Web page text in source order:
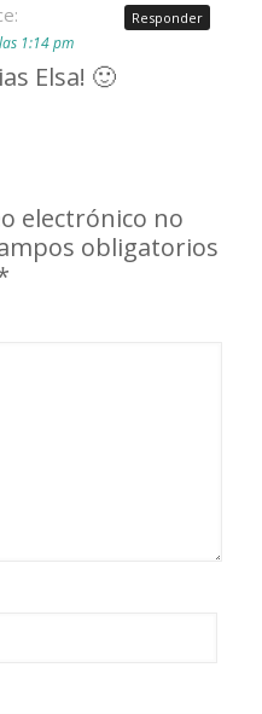
1:14 pm
Elsa! 🙂
Responder
electrónico no
obligatorios